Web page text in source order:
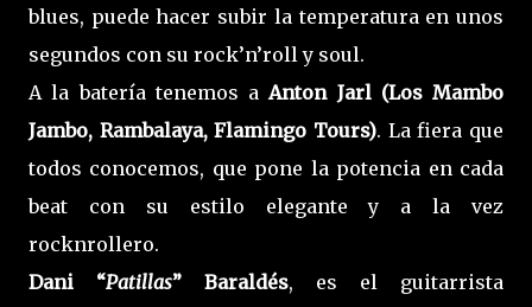
blues, puede hacer subir la temperatura en unos
segundos con su rock’n’roll y soul.
A la batería tenemos a Anton Jarl (Los Mambo
Jambo, Rambalaya, Flamingo Tours). La fiera que
todos conocemos, que pone la potencia en cada
beat con su estilo elegante y a la vez
rocknrollero.
Dani “Patillas” Baraldés, es el guitarrista